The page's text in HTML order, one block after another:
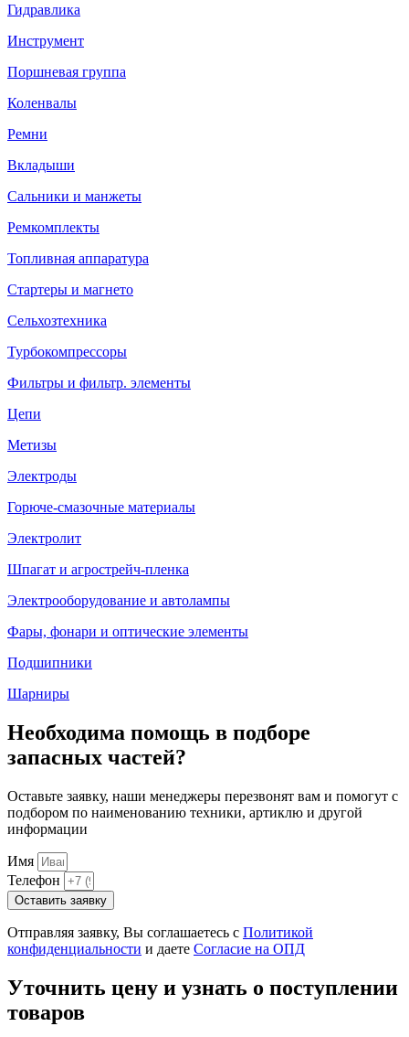
Гидравлика
Инструмент
Поршневая группа
Коленвалы
Ремни
Вкладыши
Сальники и манжеты
Ремкомплекты
Топливная аппаратура
Стартеры и магнето
Сельхозтехника
Турбокомпрессоры
Фильтры и фильтр. элементы
Цепи
Метизы
Электроды
Горюче-смазочные материалы
Электролит
Шпагат и агрострейч-пленка
Электрооборудование и автолампы
Фары, фонари и оптические элементы
Подшипники
Шарниры
Необходима помощь в подборе
запасных частей?
Оставьте заявку, наши менеджеры перезвонят вам и помогут с
подбором по наименованию техники, артиклю и другой
информации
Имя
Телефон
Оставить заявку
Отправляя заявку, Вы соглашаетесь с Политикой
конфиденциальности и даете Согласие на ОПД
Уточнить цену и узнать о поступлении
товаров